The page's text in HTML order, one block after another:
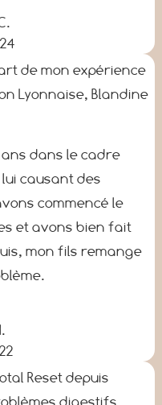
de mon expérience
Lyonnaise, Blandine
dans le cadre
causant des
commencé le
et avons bien fait
mon fils remange
Reset depuis